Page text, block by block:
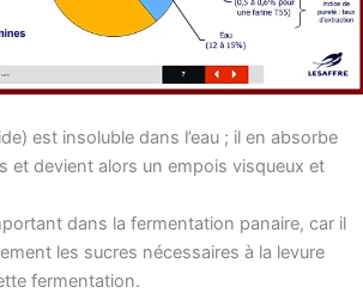
est inso­luble dans l’eau ; il en absorbe
et devient alors un empois vis­queux et
dans la fer­men­ta­tion panaire, car il
les sucres néces­saires à la levure
fermentation.